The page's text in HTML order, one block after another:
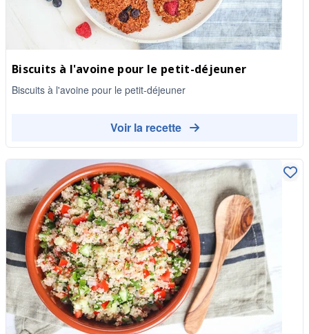
Biscuits à l'avoine pour le petit-déjeuner
Biscuits à l'avoine pour le petit-déjeuner
Voir la recette